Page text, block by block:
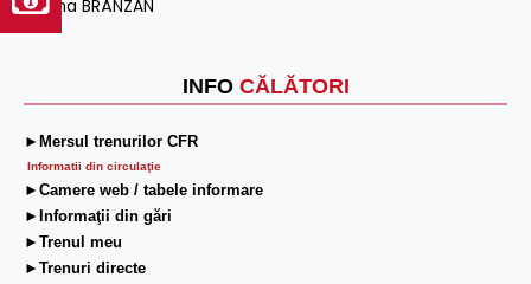
INFO CĂLĂTORI
►Mersul trenurilor CFR
Informatii din circulaţie
►Camere web / tabele informare
►Informaţii din gări
►Trenul meu
►Trenuri directe
Oana BRÂNZAN